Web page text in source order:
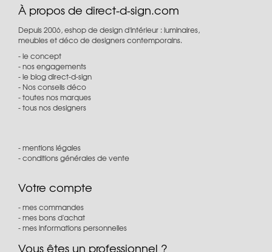
À propos de direct-d-sign.com
Depuis 2006, eshop de design d'intérieur : luminaires,
meubles et déco de designers contemporains.
le concept
nos engagements
le blog direct-d-sign
Nos conseils déco
toutes nos marques
tous nos designers
mentions légales
conditions générales de vente
Votre compte
mes commandes
mes bons d'achat
mes informations personnelles
Vous êtes un professionnel ?